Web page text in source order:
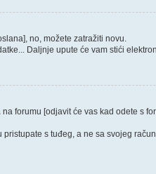
no, možete zatražiti novu.
Daljnje upute će vam stići
forumu [odjavit će vas kad odete s
s tuđeg, a ne sa svojeg